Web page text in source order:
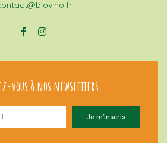
vous à nos newsletters